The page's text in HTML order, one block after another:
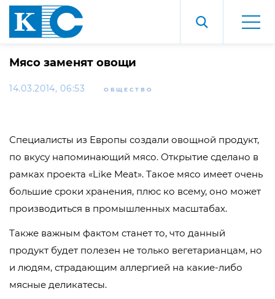
Мясо заменят овощи
14.03.2014, 06:53 ОБЩЕСТВО
Специалисты из Европы создали овощной продукт,
по вкусу напоминающий мясо. Открытие сделано в
рамках проекта «Like Meat». Такое мясо имеет очень
большие сроки хранения, плюс ко всему, оно может
производиться в промышленных масштабах.
Также важным фактом станет то, что данный
продукт будет полезен не только вегетарианцам, но
и людям, страдающим аллергией на какие-либо
мясные деликатесы.